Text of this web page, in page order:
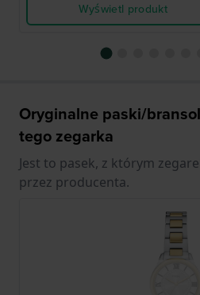
Wyświetl produkt
Oryginalne paski/
tego zegarka
Jest to pasek, z którym
przez producenta.